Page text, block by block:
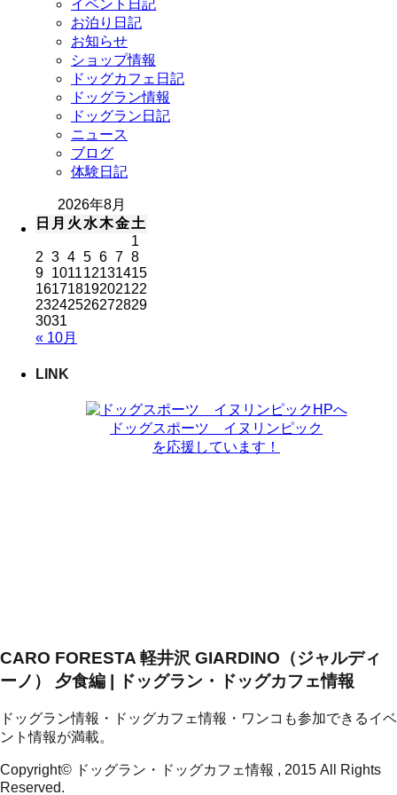
イベント日記
お泊り日記
お知らせ
ショップ情報
ドッグカフェ日記
ドッグラン情報
ドッグラン日記
ニュース
ブログ
体験日記
2026年8月
日 月 火 水木金土
1
2 3 4 5 6 7 8
9 101112131415
16171819202122
23242526272829
3031
« 10月
LINK
ドッグスポーツ イヌリンピック
を応援しています！
CARO FORESTA 軽井沢 GIARDINO（ジャルディ
ーノ） 夕食編 | ドッグラン・ドッグカフェ情報
ドッグラン情報・ドッグカフェ情報・ワンコも参加できるイベ
ント情報が満載。
Copyright© ドッグラン・ドッグカフェ情報 , 2015 All Rights
Reserved.